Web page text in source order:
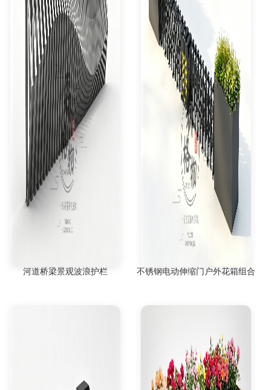
河道桥梁景观波浪护栏 不锈钢电动伸缩门户外花箱组合